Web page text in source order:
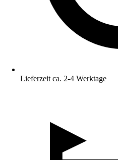
Lieferzeit ca. 2-4 Werktage